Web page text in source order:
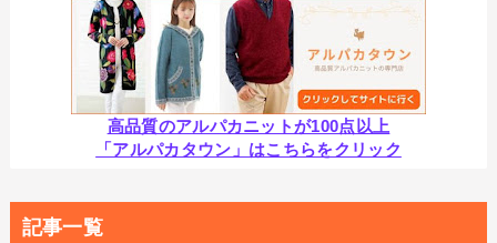
高品質のアルパカニットが100点以上
「アルパカタウン」はこちらをクリック
記事一覧